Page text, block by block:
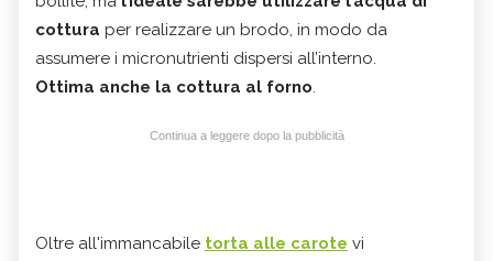
cottura per realizzare un brodo, in modo da
assumere i micronutrienti dispersi all’interno.
Ottima anche la cottura al forno.
Continua a leggere dopo la pubblicità
Oltre all'immancabile torta alle carote vi